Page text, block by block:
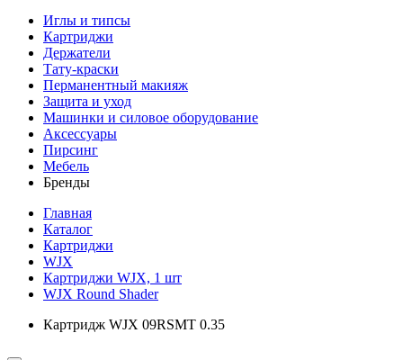
Иглы и типсы
Картриджи
Держатели
Тату-краски
Перманентный макияж
Защита и уход
Машинки и силовое оборудование
Аксессуары
Пирсинг
Мебель
Бренды
Главная
Каталог
Картриджи
WJX
Картриджи WJX, 1 шт
WJX Round Shader
Картридж WJX 09RSMT 0.35